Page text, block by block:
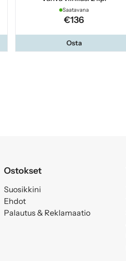
Saatavana
€136
Osta
Ostokset
Suosikkini
Ehdot
Palautus & Reklamaatio